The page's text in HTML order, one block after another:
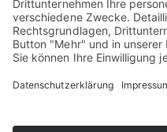
Miet- und Kaufbedingungen